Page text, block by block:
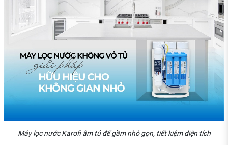
Máy lọc nước Karofi âm tủ để gầm nhỏ gọn, tiết kiệm diện tích